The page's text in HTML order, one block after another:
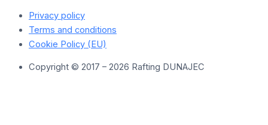
Privacy policy
Terms and conditions
Cookie Policy (EU)
Copyright © 2017 – 2026 Rafting DUNAJEC